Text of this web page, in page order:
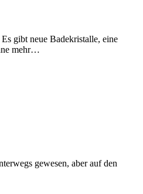
gibt neue Badekristalle, eine
mehr…
gewesen, aber auf den